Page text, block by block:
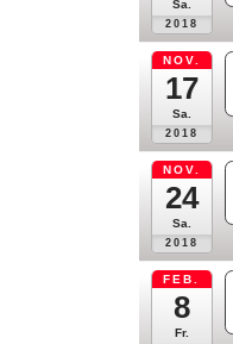
Sa.
2018
NOV.
17
Sa.
2018
NOV.
24
Sa.
2018
FEB.
8
Fr.